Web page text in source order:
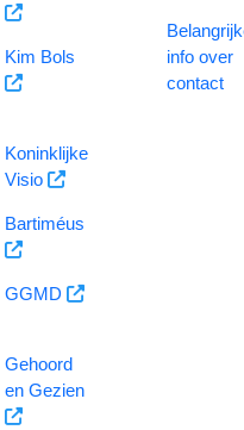
Kim Bols
Koninklijke
Visio
Bartiméus
GGMD
Gehoord
en Gezien
info over
contact